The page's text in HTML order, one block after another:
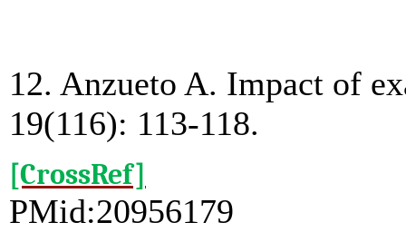
12. Anzueto A. Impact of
19(116): 113-118.
[CrossRef]
PMid:20956179